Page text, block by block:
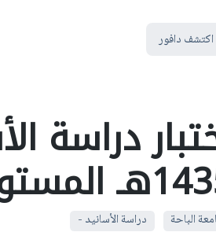
اكتشف دافور
دراسة
السادس
الباحة دراسة الأسانيد -